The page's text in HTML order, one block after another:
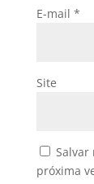
E-mail *
Site
Salvar
próxima